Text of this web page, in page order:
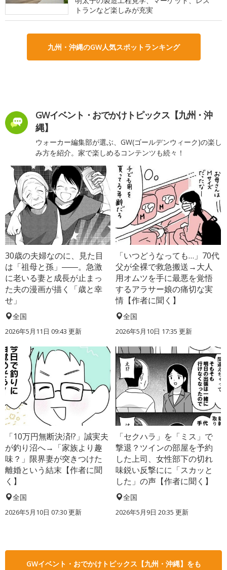
トランなど楽しみが充実
九州・沖縄のGW人気スポットランキング
GWイベント・おでかけトピックス【九州・沖
縄】
ウォーカー編集部が選ぶ、GW(ゴールデンウィーク)の楽し
み方を紹介。家で楽しめるコンテンツも続々！
30歳の夫婦なのに、見た目
は「祖母と孫」――。急激
に老いる妻と成長が止まっ
た夫の漫画が描く「歳と幸
せ」
全国
2026年5月11日 09:43 更新
「いつどうなっても…」70代
父が全裸で救急搬送→大人
用オムツを手に最悪を覚悟
するアラサー娘の痛切な実
情【作者に聞く】
全国
2026年5月10日 17:35 更新
「10万円無断決済!?」誠実夫
が釣り沼へ→「家族より趣
味？」限界妻が突きつけた
離婚という結末【作者に聞
く】
全国
2026年5月10日 07:30 更新
「セクハラ」を「ミス」で
撃退？ツインの部屋を予約
した上司、女性部下の切れ
味鋭い反撃にに「スカッと
した」の声【作者に聞く】
全国
2026年5月9日 20:35 更新
GWイベント・おでかけトピックス【九州・沖縄】をも